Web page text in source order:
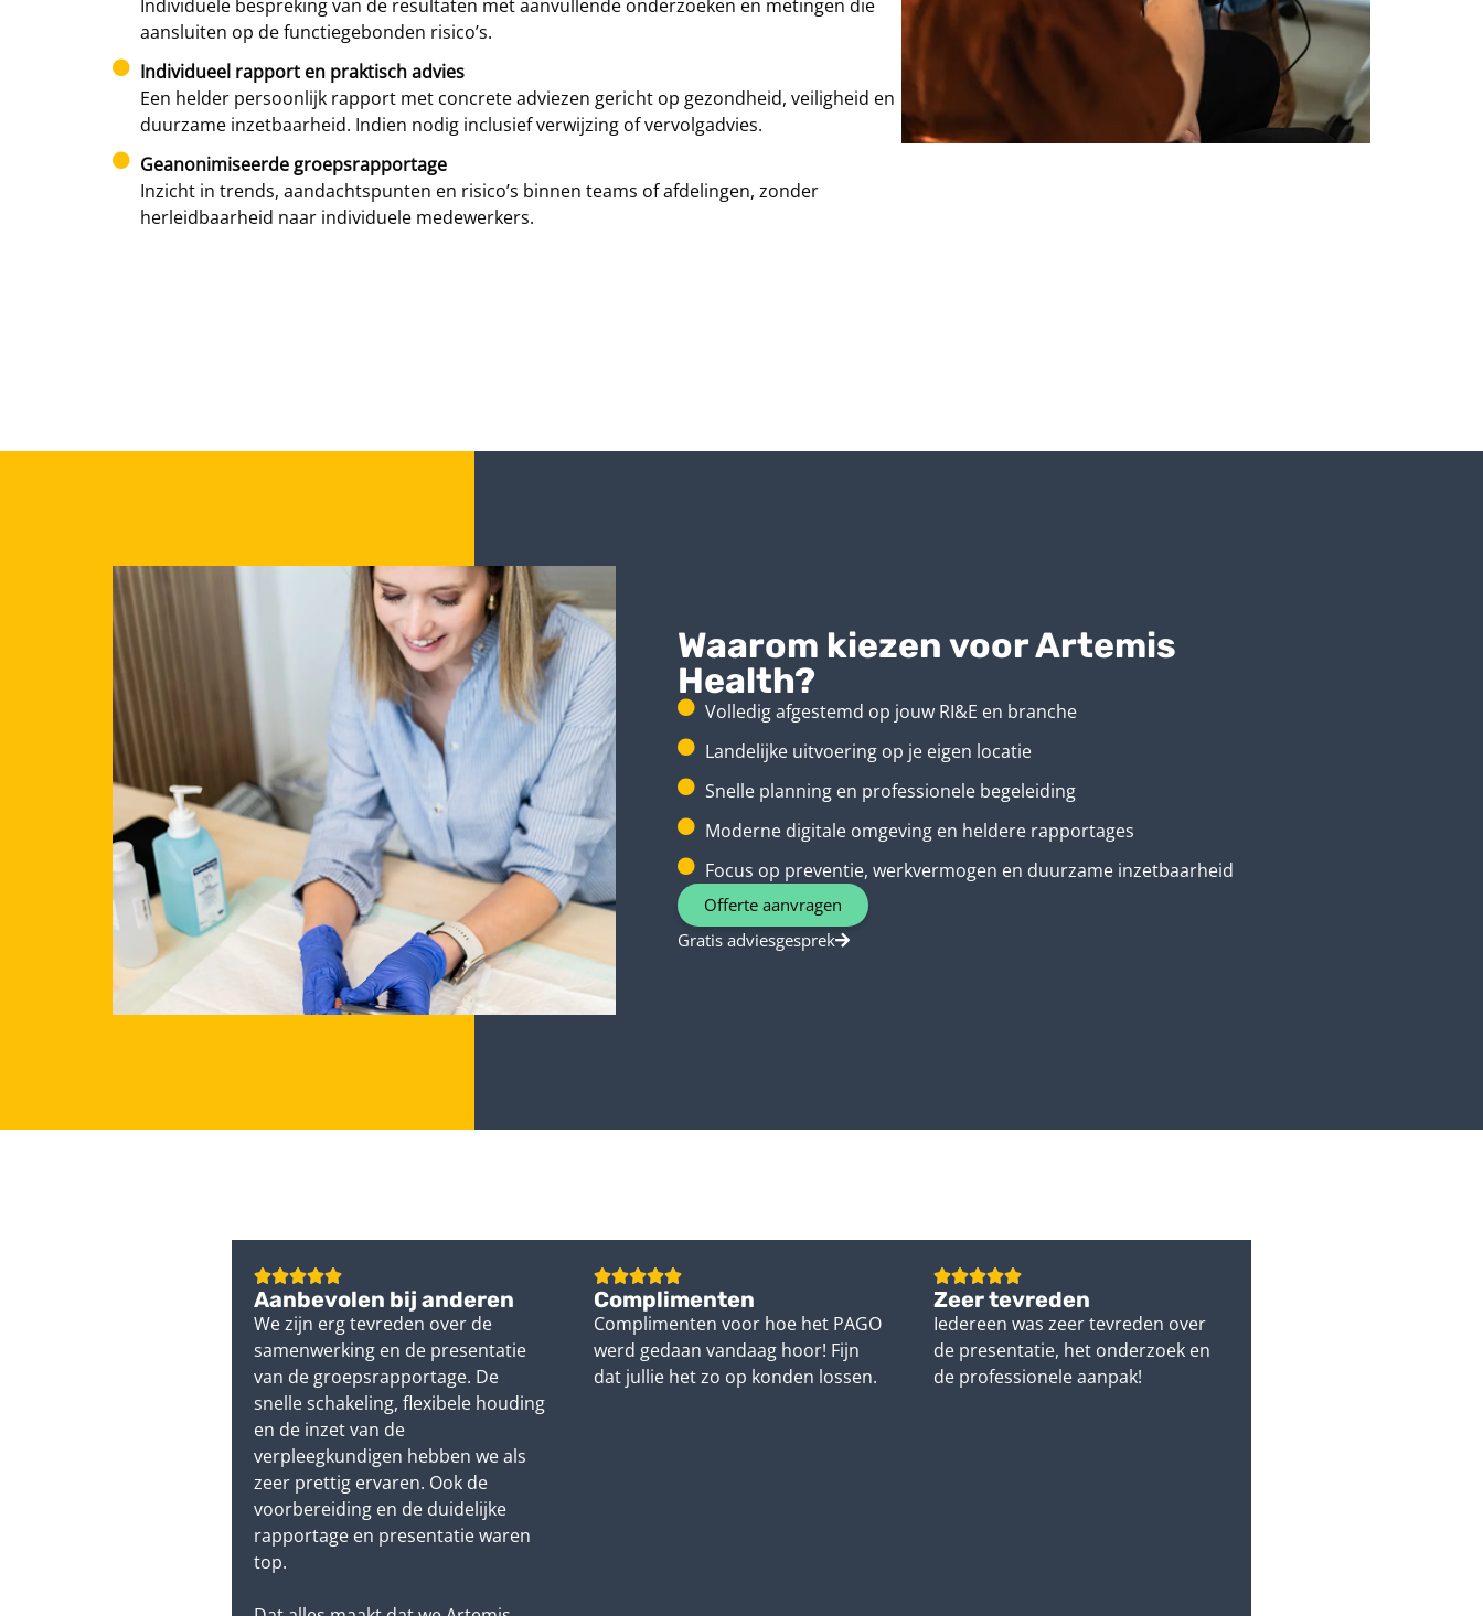
Individuele bespreking van de resultaten met aanvullende onderzoeken en metingen die
aansluiten op de functiegebonden risico’s.
Individueel rapport en praktisch advies
Een helder persoonlijk rapport met concrete adviezen gericht op gezondheid, veiligheid en
duurzame inzetbaarheid. Indien nodig inclusief verwijzing of vervolgadvies.
Geanonimiseerde groepsrapportage
Inzicht in trends, aandachtspunten en risico’s binnen teams of afdelingen, zonder
herleidbaarheid naar individuele medewerkers.
Waarom kiezen voor Artemis
Health?
Volledig afgestemd op jouw RI&E en branche
Landelijke uitvoering op je eigen locatie
Snelle planning en professionele begeleiding
Moderne digitale omgeving en heldere rapportages
Focus op preventie, werkvermogen en duurzame inzetbaarheid
Offerte aanvragen
Gratis adviesgesprek
Aanbevolen bij anderen
We zijn erg tevreden over de
samenwerking en de presentatie
van de groepsrapportage. De
snelle schakeling, flexibele houding
en de inzet van de
verpleegkundigen hebben we als
zeer prettig ervaren. Ook de
voorbereiding en de duidelijke
rapportage en presentatie waren
top.
Complimenten
Complimenten voor hoe het PAGO
werd gedaan vandaag hoor! Fijn
dat jullie het zo op konden lossen.
Zeer tevreden
Iedereen was zeer tevreden over
de presentatie, het onderzoek en
de professionele aanpak!